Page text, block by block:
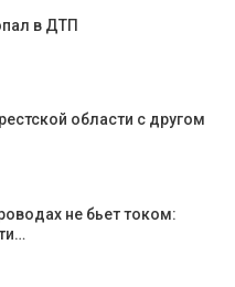
в ДТП
области с другом
не бьет током: